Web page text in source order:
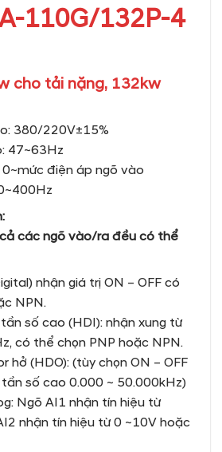
110G/132P-4
cho tải nặng, 132kw
380/220V±15%
47~63Hz
điện áp ngõ vào
các ngõ vào/ra đều có thể
nhận giá trị ON – OFF có
NPN.
số cao (HDI): nhận xung từ
có thể chọn PNP hoặc NPN.
hở (HDO): (tùy chọn ON – OFF
số cao 0.000 ~ 50.000kHz)
Ngõ AI1 nhận tín hiệu từ
nhận tín hiệu từ 0 ~10V hoặc